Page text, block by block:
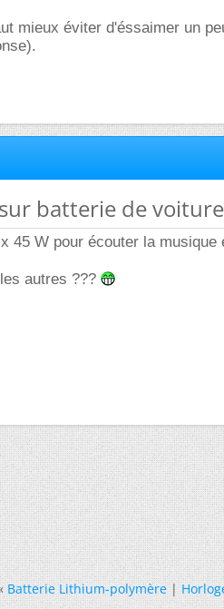
mieux éviter d'éssaimer un
batterie de
45 W pour écouter la
autres ???
Batterie Lithium-polymère|